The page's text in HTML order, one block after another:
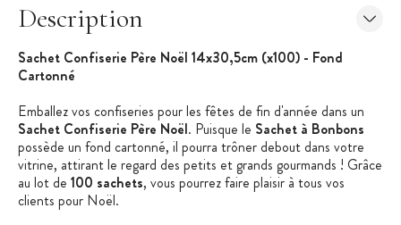
Description
Sachet Confiserie Père Noël 14x30,5cm (x100) - Fond
Cartonné
Emballez vos confiseries pour les fêtes de fin d'année dans un
Sachet Confiserie Père Noël. Puisque le Sachet à Bonbons
possède un fond cartonné, il pourra trôner debout dans votre
vitrine, attirant le regard des petits et grands gourmands ! Grâce
au lot de 100 sachets, vous pourrez faire plaisir à tous vos
clients pour Noël.